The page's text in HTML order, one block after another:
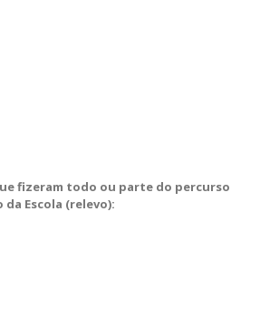
fizeram todo ou parte do percurso
Escola (relevo):